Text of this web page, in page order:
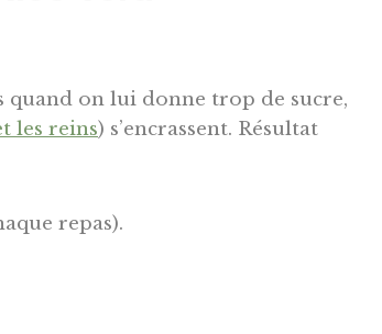
quand on lui donne trop de sucre,
les reins) s’encrassent. Résultat
repas).